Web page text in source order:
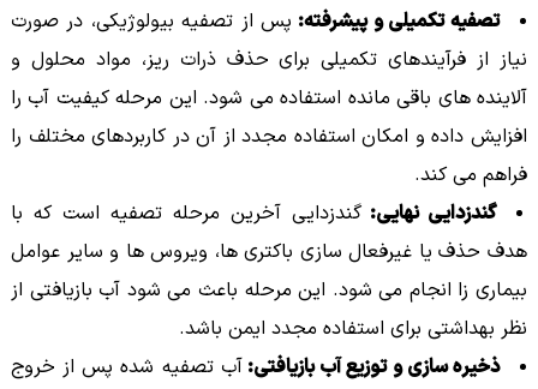
تصفیه تکمیلی و پیشرفته: پس از تصفیه بیولوژیکی، در صورت
نیاز از فرآیندهای تکمیلی برای حذف ذرات ریز، مواد محلول و
آلاینده های باقی مانده استفاده می شود. این مرحله کیفیت آب را
افزایش داده و امکان استفاده مجدد از آن در کاربردهای مختلف را
فراهم می کند.
گندزدایی نهایی: گندزدایی آخرین مرحله تصفیه است که با
هدف حذف یا غیرفعال سازی باکتری ها، ویروس ها و سایر عوامل
بیماری زا انجام می شود. این مرحله باعث می شود آب بازیافتی از
نظر بهداشتی برای استفاده مجدد ایمن باشد.
ذخیره سازی و توزیع آب بازیافتی:آب تصفیه شده پس از خروج